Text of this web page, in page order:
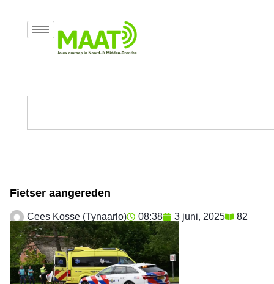
Fietser aangereden
Cees Kosse (Tynaarlo) 08:38 3 juni, 2025 82